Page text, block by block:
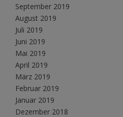
September 2019
August 2019
Juli 2019
Juni 2019
Mai 2019
April 2019
März 2019
Februar 2019
Januar 2019
Dezember 2018